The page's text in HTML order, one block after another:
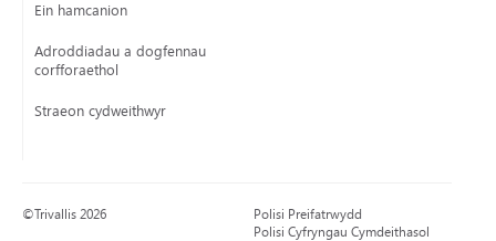
Ein hamcanion
Adroddiadau a dogfennau
corfforaethol
Straeon cydweithwyr
©Trivallis 2026
Polisi Preifatrwydd
Polisi Cyfryngau Cymdeithasol